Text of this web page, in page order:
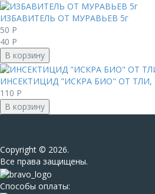
ИЗБАВИТЕЛЬ ОТ МУРАВЬЕВ 5г
50 Р
40 Р
В корзину
ИНСЕКТИЦИД "ИСКРА БИО" ОТ ТЛИ,
110 Р
В корзину
Сopyright © 2026.
Все права защищены.
Способы оплаты: